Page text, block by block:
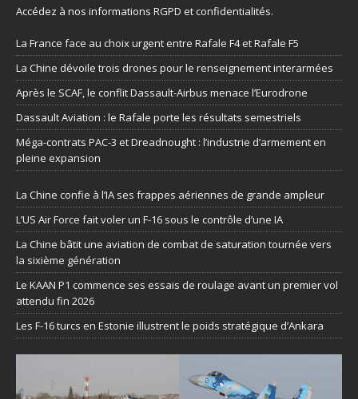
Accédez à nos informations RGPD et confidentialités.
La France face au choix urgent entre Rafale F4 et Rafale F5
La Chine dévoile trois drones pour le renseignement interarmées
Après le SCAF, le conflit Dassault-Airbus menace l’Eurodrone
Dassault Aviation : le Rafale porte les résultats semestriels
Méga-contrats PAC-3 et Dreadnought : l’industrie d’armement en
pleine expansion
La Chine confie à l’IA ses frappes aériennes de grande ampleur
L’US Air Force fait voler un F-16 sous le contrôle d’une IA
La Chine bâtit une aviation de combat de saturation tournée vers
la sixième génération
Le KAAN P1 commence ses essais de roulage avant un premier vol
attendu fin 2026
Les F-16 turcs en Estonie illustrent le poids stratégique d’Ankara